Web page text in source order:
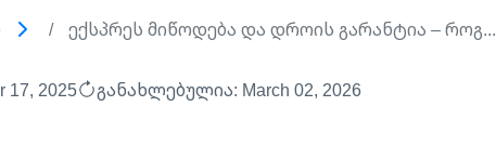
Ექსპრეს Მიწოდება Და Დროის Გარანტია – Როგ...
17, 2025 განახლებულია: March 02, 2026